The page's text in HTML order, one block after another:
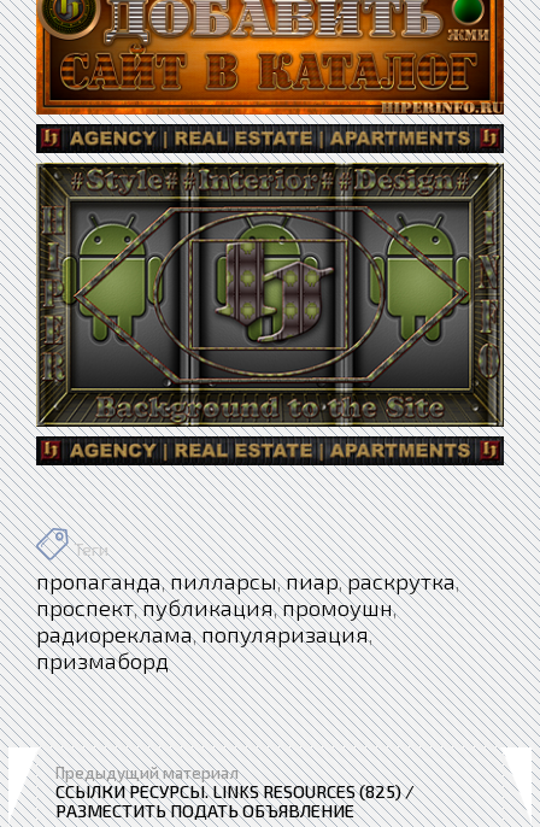
Теги
пропаганда,пилларсы,пиар,раскрутка,
проспект,публикация,промоушн,
радиореклама,популяризация,
призмаборд
Предыдущий материал
ССЫЛКИ РЕСУРСЫ. LINKS RESOURCES (825) /
РАЗМЕСТИТЬ ПОДАТЬ ОБЪЯВЛЕНИЕ